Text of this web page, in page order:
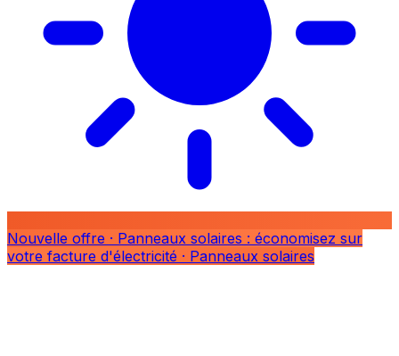
Nouvelle offre · Panneaux solaires : économisez sur
votre facture d'électricité · Panneaux solaires